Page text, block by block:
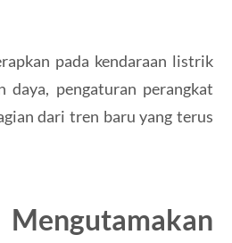
pada kendaraan listrik
daya, pengaturan perangkat
dari tren baru yang terus